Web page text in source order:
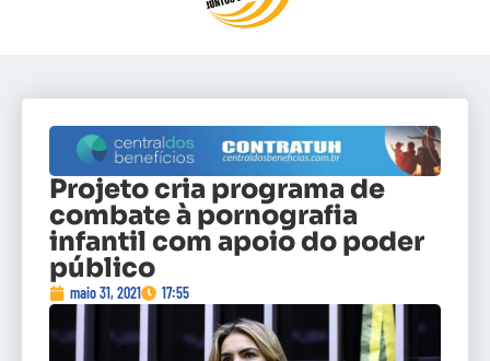
Projeto cria programa de
combate à pornografia
infantil com apoio do poder
público
maio 31, 2021 17:55